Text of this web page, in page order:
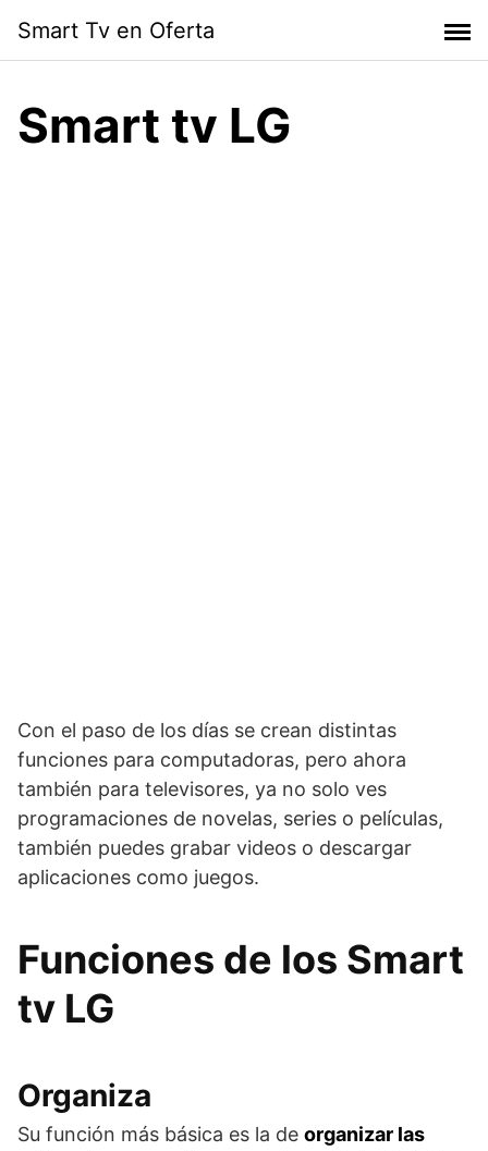
content
Smart Tv en Oferta
Smart tv LG
Con el paso de los días se crean distintas
funciones para computadoras, pero ahora
también para televisores, ya no solo ves
programaciones de novelas, series o películas,
también puedes grabar videos o descargar
aplicaciones como juegos.
Funciones de los Smart
tv LG
Organiza
Su función más básica es la de organizar las